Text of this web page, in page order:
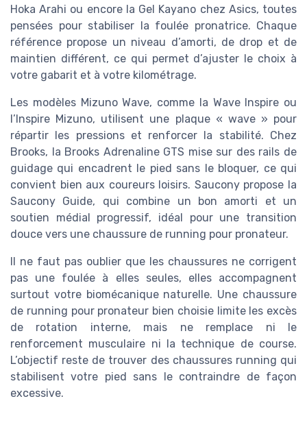
Hoka Arahi ou encore la Gel Kayano chez Asics, toutes
pensées pour stabiliser la foulée pronatrice. Chaque
référence propose un niveau d’amorti, de drop et de
maintien différent, ce qui permet d’ajuster le choix à
votre gabarit et à votre kilométrage.
Les modèles Mizuno Wave, comme la Wave Inspire ou
l’Inspire Mizuno, utilisent une plaque « wave » pour
répartir les pressions et renforcer la stabilité. Chez
Brooks, la Brooks Adrenaline GTS mise sur des rails de
guidage qui encadrent le pied sans le bloquer, ce qui
convient bien aux coureurs loisirs. Saucony propose la
Saucony Guide, qui combine un bon amorti et un
soutien médial progressif, idéal pour une transition
douce vers une chaussure de running pour pronateur.
Il ne faut pas oublier que les chaussures ne corrigent
pas une foulée à elles seules, elles accompagnent
surtout votre biomécanique naturelle. Une chaussure
de running pour pronateur bien choisie limite les excès
de rotation interne, mais ne remplace ni le
renforcement musculaire ni la technique de course.
L’objectif reste de trouver des chaussures running qui
stabilisent votre pied sans le contraindre de façon
excessive.